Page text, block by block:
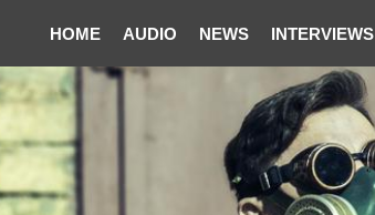
HOME AUDIO NEWS INTERVIEWS